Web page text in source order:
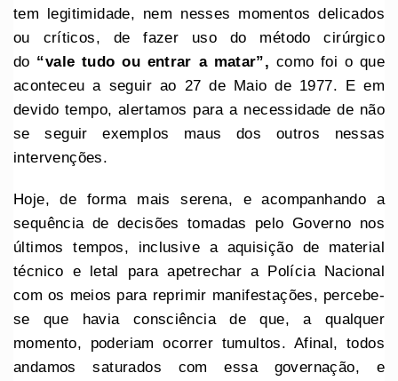
tem legitimidade, nem nesses momentos delicados
ou críticos, de fazer uso do método cirúrgico
do “vale tudo ou entrar a matar”, como foi o que
aconteceu a seguir ao 27 de Maio de 1977. E em
devido tempo, alertamos para a necessidade de não
se seguir exemplos maus dos outros nessas
intervenções.
Hoje, de forma mais serena, e acompanhando a
sequência de decisões tomadas pelo Governo nos
últimos tempos, inclusive a aquisição de material
técnico e letal para apetrechar a Polícia Nacional
com os meios para reprimir manifestações, percebe-
se que havia consciência de que, a qualquer
momento, poderiam ocorrer tumultos. Afinal, todos
andamos saturados com essa governação, e